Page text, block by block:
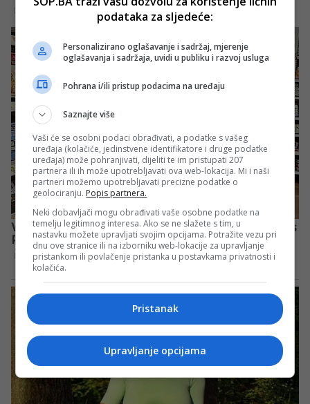
podataka za sljedeće:
Personalizirano oglašavanje i sadržaj, mjerenje
oglašavanja i sadržaja, uvidi u publiku i razvoj usluga
Pohrana i/ili pristup podacima na uređaju
Saznajte više
Vaši će se osobni podaci obrađivati, a podatke s vašeg
uređaja (kolačiće, jedinstvene identifikatore i druge podatke
uređaja) može pohranjivati, dijeliti te im pristupati 207
partnera ili ih može upotrebljavati ova web-lokacija. Mi i naši
partneri možemo upotrebljavati precizne podatke o
geolociranju. Popis partnera.
Neki dobavljači mogu obrađivati vaše osobne podatke na
temelju legitimnog interesa. Ako se ne slažete s tim, u
nastavku možete upravljati svojim opcijama. Potražite vezu pri
dnu ove stranice ili na izborniku web-lokacije za upravljanje
pristankom ili povlačenje pristanka u postavkama privatnosti i
kolačića.
Pristanak
Upravljanje opcijama